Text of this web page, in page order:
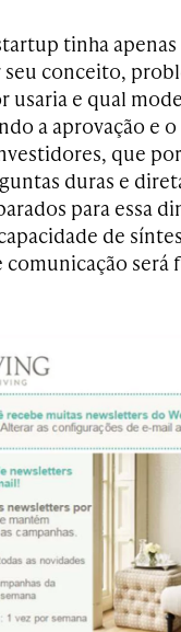
tinha
conceito,
usaria e qual
a aprovação e
que
duras e
para essa
de
será